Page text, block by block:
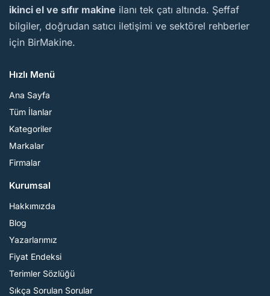
ikinci el ve sıfır makine ilanı tek çatı altında. Şeffaf
bilgiler, doğrudan satıcı iletişimi ve sektörel rehberler
için BirMakine.
Hızlı Menü
Ana Sayfa
Tüm İlanlar
Kategoriler
Markalar
Firmalar
Kurumsal
Hakkımızda
Blog
Yazarlarımız
Fiyat Endeksi
Terimler Sözlüğü
Sıkça Sorulan Sorular